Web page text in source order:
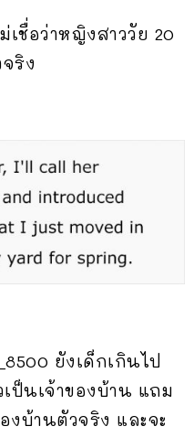
ชื่อว่าหญิงสาววัย 20
ริง
ยังเด็กเกินไป
เป็นเจ้าของบ้าน แถม
งบ้านตัวจริง และจะ